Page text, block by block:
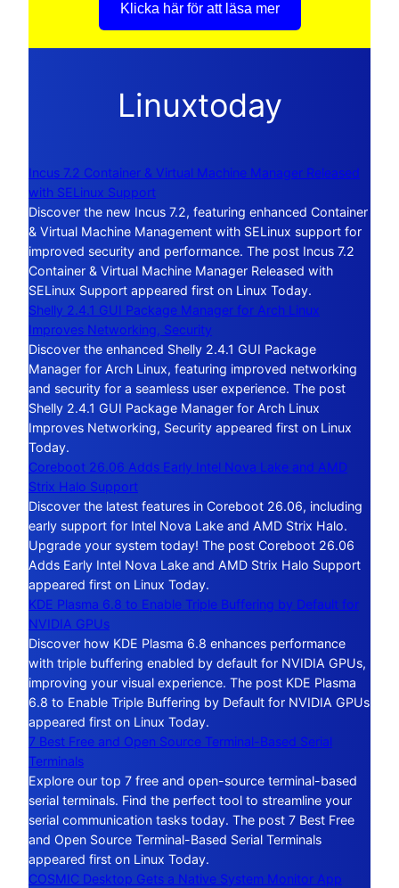
Klicka här för att läsa mer
Linuxtoday
Incus 7.2 Container & Virtual Machine Manager Released
with SELinux Support
Discover the new Incus 7.2, featuring enhanced Container
& Virtual Machine Management with SELinux support for
improved security and performance. The post Incus 7.2
Container & Virtual Machine Manager Released with
SELinux Support appeared first on Linux Today.
Shelly 2.4.1 GUI Package Manager for Arch Linux
Improves Networking, Security
Discover the enhanced Shelly 2.4.1 GUI Package
Manager for Arch Linux, featuring improved networking
and security for a seamless user experience. The post
Shelly 2.4.1 GUI Package Manager for Arch Linux
Improves Networking, Security appeared first on Linux
Today.
Coreboot 26.06 Adds Early Intel Nova Lake and AMD
Strix Halo Support
Discover the latest features in Coreboot 26.06, including
early support for Intel Nova Lake and AMD Strix Halo.
Upgrade your system today! The post Coreboot 26.06
Adds Early Intel Nova Lake and AMD Strix Halo Support
appeared first on Linux Today.
KDE Plasma 6.8 to Enable Triple Buffering by Default for
NVIDIA GPUs
Discover how KDE Plasma 6.8 enhances performance
with triple buffering enabled by default for NVIDIA GPUs,
improving your visual experience. The post KDE Plasma
6.8 to Enable Triple Buffering by Default for NVIDIA GPUs
appeared first on Linux Today.
7 Best Free and Open Source Terminal-Based Serial
Terminals
Explore our top 7 free and open-source terminal-based
serial terminals. Find the perfect tool to streamline your
serial communication tasks today. The post 7 Best Free
and Open Source Terminal-Based Serial Terminals
appeared first on Linux Today.
COSMIC Desktop Gets a Native System Monitor App